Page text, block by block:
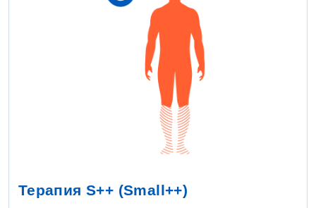
Терапия S++ (Small++)